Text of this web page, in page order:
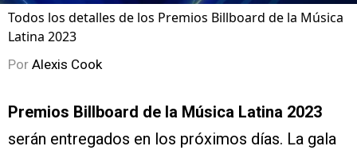
Todos los detalles de los Premios Billboard de la Música
Latina 2023
Por Alexis Cook
Premios Billboard de la Música Latina 2023
serán entregados en los próximos días. La gala